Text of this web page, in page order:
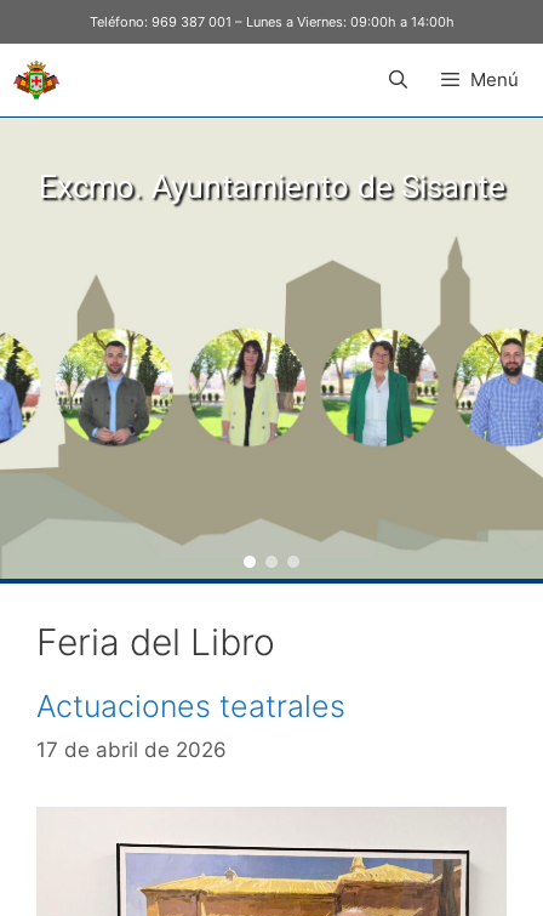
Teléfono: 969 387 001 – Lunes a Viernes: 09:00h a 14:00h
Menú
Excmo. Ayuntamiento de Sisante
Feria del Libro
Actuaciones teatrales
17 de abril de 2026